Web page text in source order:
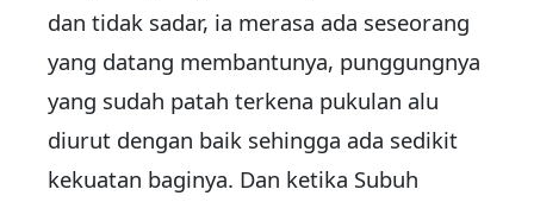
dan tidak sadar, ia merasa ada seseorang
yang datang membantunya, punggungnya
yang sudah patah terkena pukulan alu
diurut dengan baik sehingga ada sedikit
kekuatan baginya. Dan ketika Subuh